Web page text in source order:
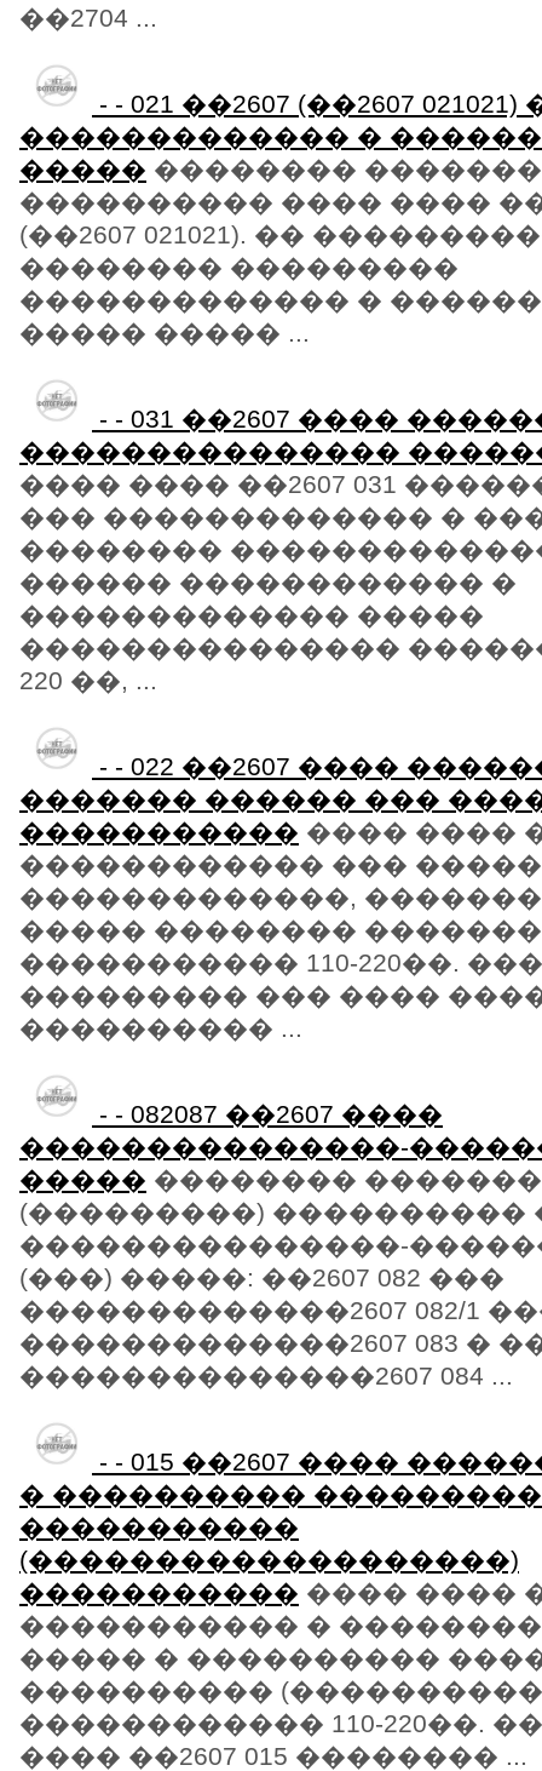
��2704 ...
- - 021 ��2607 (��2607
������������� �
����� ��������
���������� ���� ����
(��2607 021021). ��
�������� ���������
������������� �
����� ����� ...
- - 031 ��2607 ����
���������������
���� ���� ��2607 031
��� ������������� �
��������
������ ������������ �
������������� �����
���������������
220 ��, ...
- - 022 ��2607 ����
������� ������ ���
����������� ���� ����
������������ ���
�������������,
����� ��������
����������� 110-220��.
��������� ��� ����
���������� ...
- - 082087 ��2607 ����
���������������-
����� ��������
(���������) ����������
���������������-
(���) �����: ��2607 082 ���
�������������2607 082/1
�������������2607 083 �
��������������2607 084 ...
- - 015 ��2607 ����
� ����������
�����������
(�������������������)
����������� ���� ����
����������� �
����� � ����������
����������
������������ 110-220��.
���� ��2607 015 �������� ...